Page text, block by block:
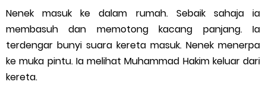
Nenek masuk ke dalam rumah. Sebaik sahaja ia
membasuh dan memotong kacang panjang. Ia
terdengar bunyi suara kereta masuk. Nenek menerpa
ke muka pintu. Ia melihat Muhammad Hakim keluar dari
kereta.